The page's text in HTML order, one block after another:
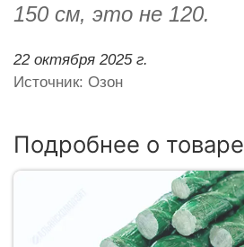
150 см, это не 120.
22 октября 2025 г.
Источник: Озон
Подробнее о товаре